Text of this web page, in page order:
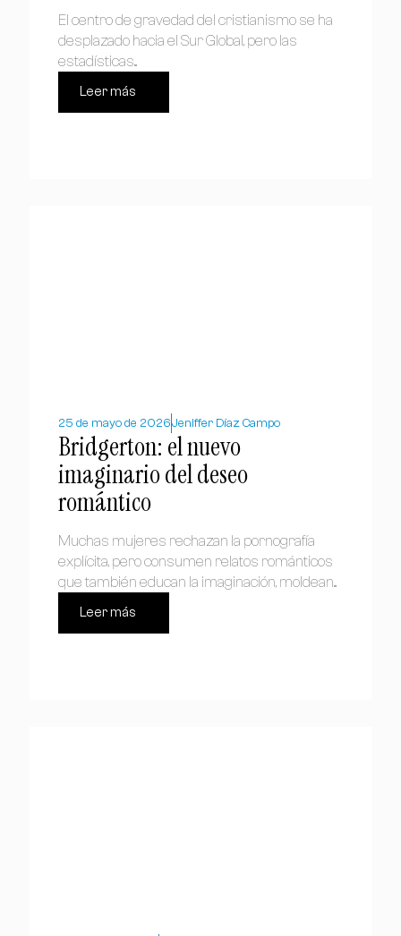
El centro de gravedad del cristianismo se ha
desplazado hacia el Sur Global, pero las
estadísticas...
Leer más
25 de mayo de 2026Jeniffer Díaz Campo
Bridgerton: el nuevo
imaginario del deseo
romántico
Muchas mujeres rechazan la pornografía
explícita, pero consumen relatos románticos
que también educan la imaginación, moldean...
Leer más